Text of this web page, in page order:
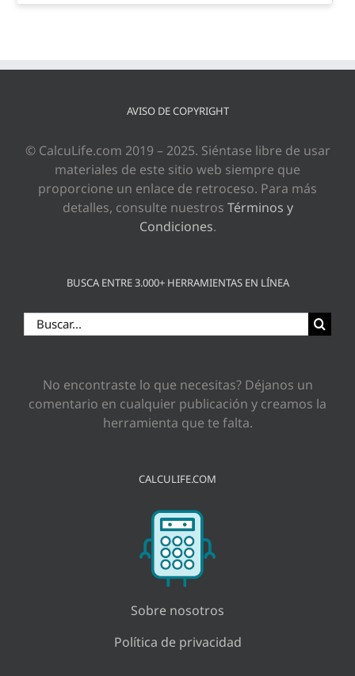
AVISO DE COPYRIGHT
© CalcuLife.com 2019 – 2025. Siéntase libre de usar
materiales de este sitio web siempre que
proporcione un enlace de retroceso. Para más
detalles, consulte nuestros Términos y
Condiciones.
BUSCA ENTRE 3.000+ HERRAMIENTAS EN LÍNEA
Buscar:
No encontraste lo que necesitas? Déjanos un
comentario en cualquier publicación y creamos la
herramienta que te falta.
CALCULIFE.COM
Sobre nosotros
Política de privacidad